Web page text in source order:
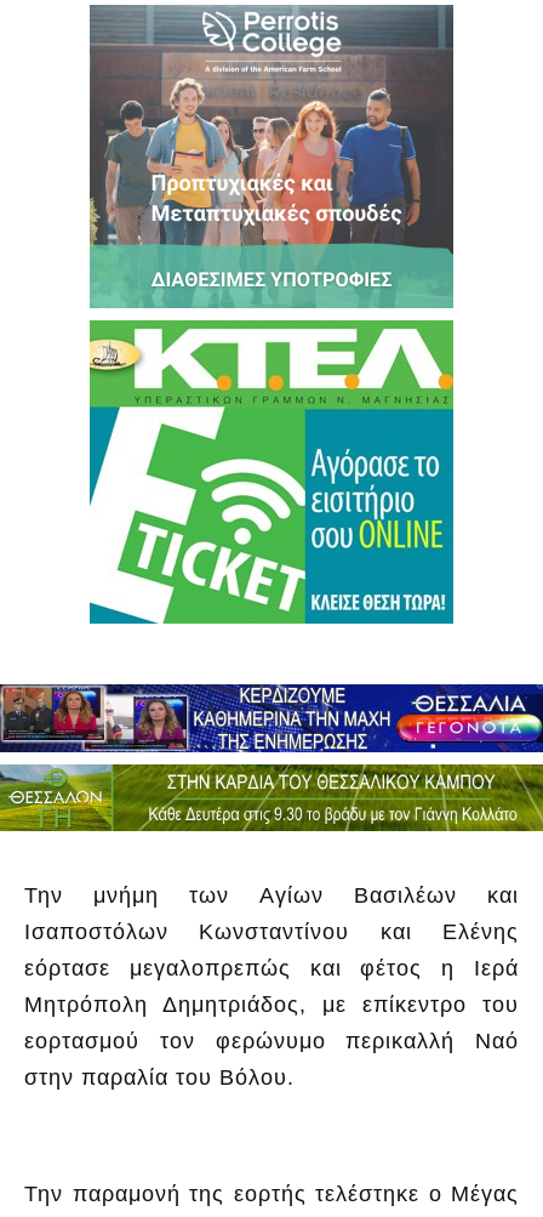
Την μνήμη των Αγίων Βασιλέων και
Ισαποστόλων Κωνσταντίνου και Ελένης
εόρτασε μεγαλοπρεπώς και φέτος η Ιερά
Μητρόπολη Δημητριάδος, με επίκεντρο του
εορτασμού τον φερώνυμο περικαλλή Ναό
στην παραλία του Βόλου.
Την παραμονή της εορτής τελέστηκε ο Μέγας